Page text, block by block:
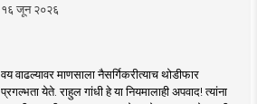
१६ जून २०२६
वय वाढल्यावर माणसाला नैसर्गिकरीत्याच थोडीफार
प्रगल्भता येते. राहुल गांधी हे या नियमालाही अपवाद! त्यांना